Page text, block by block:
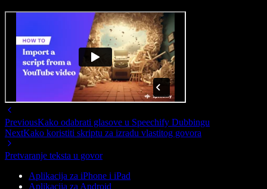
PreviousKako odabrati glasove u Speechify Dubbingu
NextKako koristiti skriptu za izradu vlastitog govora
Pretvaranje teksta u govor
Aplikacija za iPhone i iPad
Aplikacija za Android